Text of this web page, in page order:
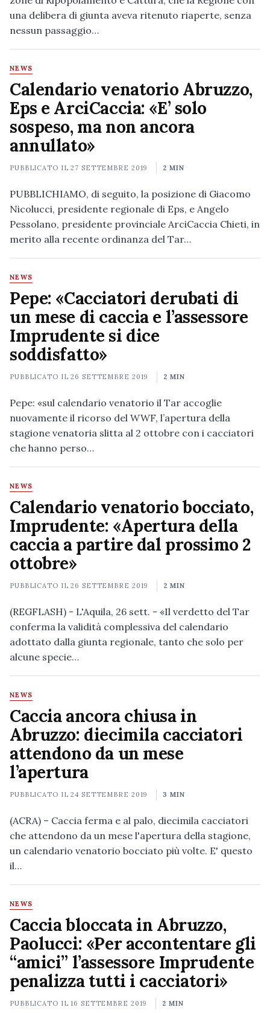
una delibera di giunta aveva ritenuto riaperte, senza
nessun passaggio…
NEWS
Calendario venatorio Abruzzo,
Eps e ArciCaccia: «E’ solo
sospeso, ma non ancora
annullato»
PUBBLICATO IL27 SETTEMBRE 2019 2 MIN
PUBBLICHIAMO, di seguito, la posizione di Giacomo
Nicolucci, presidente regionale di Eps, e Angelo
Pessolano, presidente provinciale ArciCaccia Chieti, in
merito alla recente ordinanza del Tar…
NEWS
Pepe: «Cacciatori derubati di
un mese di caccia e l’assessore
Imprudente si dice
soddisfatto»
PUBBLICATO IL26 SETTEMBRE 2019 2 MIN
Pepe: «sul calendario venatorio il Tar accoglie
nuovamente il ricorso del WWF, l’apertura della
stagione venatoria slitta al 2 ottobre con i cacciatori
che hanno perso…
NEWS
Calendario venatorio bocciato,
Imprudente: «Apertura della
caccia a partire dal prossimo 2
ottobre»
PUBBLICATO IL26 SETTEMBRE 2019 2 MIN
(REGFLASH) - L'Aquila, 26 sett. - «Il verdetto del Tar
conferma la validità complessiva del calendario
adottato dalla giunta regionale, tanto che solo per
alcune specie…
NEWS
Caccia ancora chiusa in
Abruzzo: diecimila cacciatori
attendono da un mese
l’apertura
PUBBLICATO IL24 SETTEMBRE 2019 3 MIN
(ACRA) – Caccia ferma e al palo, diecimila cacciatori
che attendono da un mese l'apertura della stagione,
un calendario venatorio bocciato più volte. E' questo
il…
NEWS
Caccia bloccata in Abruzzo,
Paolucci: «Per accontentare gli
“amici” l’assessore Imprudente
penalizza tutti i cacciatori»
PUBBLICATO IL16 SETTEMBRE 2019 2 MIN